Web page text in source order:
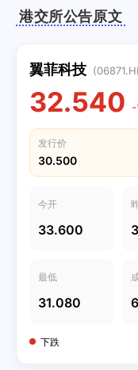
港交所公告原文
翼菲科技
32.540
发行价
30.500
今开
33.600
最低
31.080
下跌